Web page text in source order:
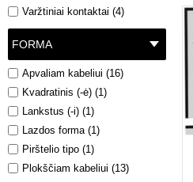
Varžtiniai kontaktai (4)
FORMA
Apvaliam kabeliui (16)
Kvadratinis (-ė) (1)
Lankstus (-i) (1)
Lazdos forma (1)
Pirštelio tipo (1)
Plokščiam kabeliui (13)